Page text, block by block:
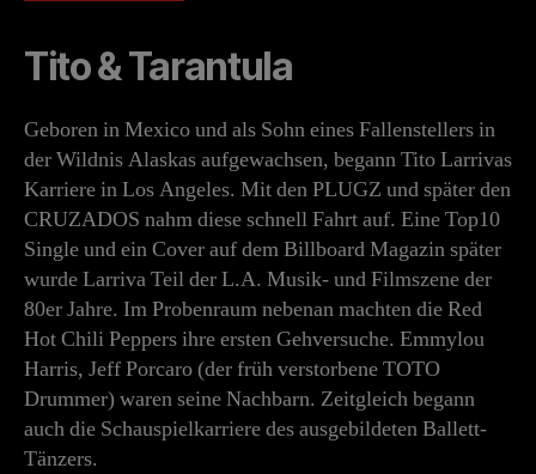
Tito & Tarantula
Geboren in Mexico und als Sohn eines Fallenstellers in
der Wildnis Alaskas aufgewachsen, begann Tito Larrivas
Karriere in Los Angeles. Mit den PLUGZ und später den
CRUZADOS nahm diese schnell Fahrt auf. Eine Top10
Single und ein Cover auf dem Billboard Magazin später
wurde Larriva Teil der L.A. Musik- und Filmszene der
80er Jahre. Im Probenraum nebenan machten die Red
Hot Chili Peppers ihre ersten Gehversuche. Emmylou
Harris, Jeff Porcaro (der früh verstorbene TOTO
Drummer) waren seine Nachbarn. Zeitgleich begann
auch die Schauspielkarriere des ausgebildeten Ballett-
Tänzers.